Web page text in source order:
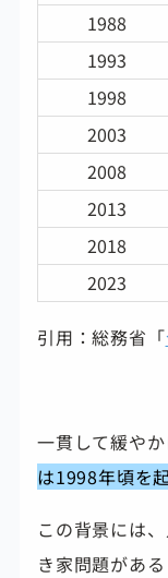
1988
1993
1998
2003
2008
2013
2018
2023
引用：総務省「
一貫して緩や
は1998年頃を
この背景には
き家問題があ